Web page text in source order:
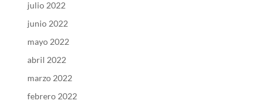
julio 2022
junio 2022
mayo 2022
abril 2022
marzo 2022
febrero 2022